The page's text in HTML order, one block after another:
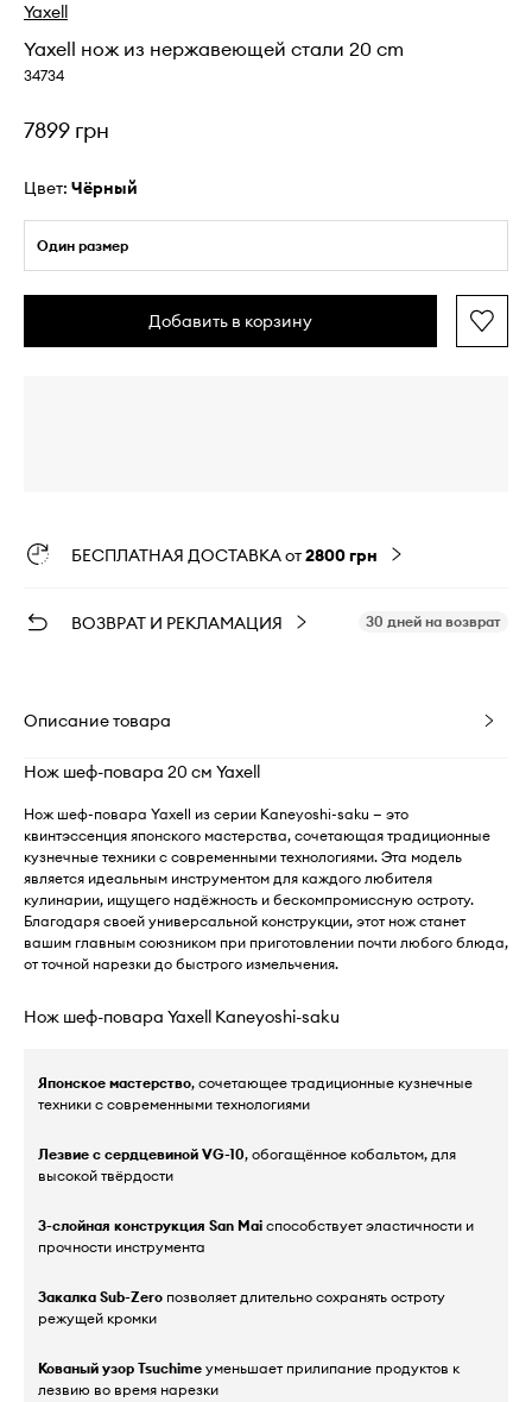
Yaxell
Yaxell нож из нержавеющей стали 20 cm
34734
7899 грн
Цвет: чёрный
Один размер
Добавить в корзину
БЕСПЛАТНАЯ ДОСТАВКА от2800 грн
ВОЗВРАТ И РЕКЛАМАЦИЯ 30 дней на возврат
Описание товара
Нож шеф-повара 20 см Yaxell
Нож шеф-повара Yaxell из серии Kaneyoshi-saku — это
квинтэссенция японского мастерства, сочетающая традиционные
кузнечные техники с современными технологиями. Эта модель
является идеальным инструментом для каждого любителя
кулинарии, ищущего надёжность и бескомпромиссную остроту.
Благодаря своей универсальной конструкции, этот нож станет
вашим главным союзником при приготовлении почти любого блюда,
от точной нарезки до быстрого измельчения.
Нож шеф-повара Yaxell Kaneyoshi-saku
Японское мастерство, сочетающее традиционные кузнечные
техники с современными технологиями
Лезвие с сердцевиной VG-10, обогащённое кобальтом, для
высокой твёрдости
3-слойная конструкция San Mai способствует эластичности и
прочности инструмента
Закалка Sub-Zero позволяет длительно сохранять остроту
режущей кромки
Кованый узор Tsuchime уменьшает прилипание продуктов к
лезвию во время нарезки